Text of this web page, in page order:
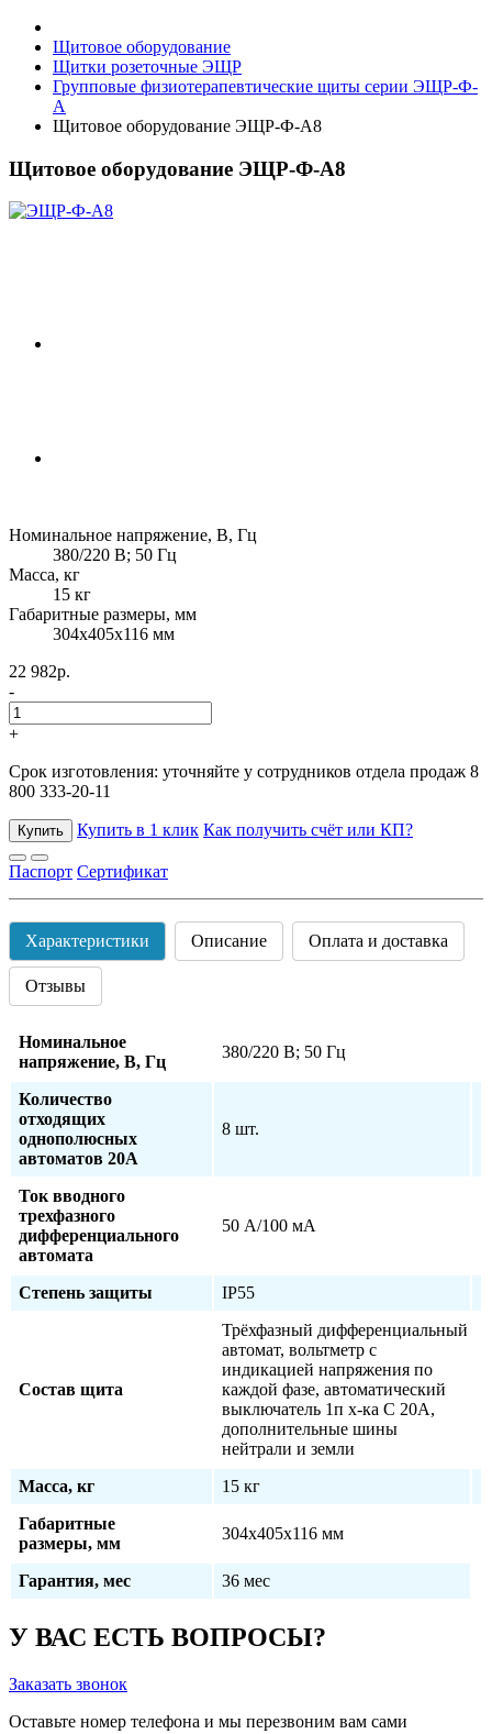
Щитовое оборудование
Щитки розеточные ЭЩР
Групповые физиотерапевтические щиты серии ЭЩР-Ф-
А
Щитовое оборудование ЭЩР-Ф-А8
Щитовое оборудование ЭЩР-Ф-А8
Номинальное напряжение, В, Гц
380/220 В; 50 Гц
Масса, кг
15 кг
Габаритные размеры, мм
304х405х116 мм
22 982р.
-
+
Срок изготовления: уточняйте у сотрудников отдела продаж 8
800 333-20-11
Купить Купить в 1 клик Как получить счёт или КП?
Паспорт Сертификат
Характеристики Описание Оплата и доставка
Отзывы
Номинальное
напряжение, В, Гц
380/220 В; 50 Гц
Количество
отходящих
однополюсных
автоматов 20А
8 шт.
Ток вводного
трехфазного
дифференциального
автомата
50 А/100 мА
Степень защиты IP55
Состав щита
Трёхфазный дифференциальный
автомат, вольтметр с
индикацией напряжения по
каждой фазе, автоматический
выключатель 1п х-ка С 20А,
дополнительные шины
нейтрали и земли
Масса, кг
15 кг
Габаритные
размеры, мм
304х405х116 мм
Гарантия, мес 36 мес
У ВАС ЕСТЬ ВОПРОСЫ?
Заказать звонок
Оставьте номер телефона и мы перезвоним вам сами